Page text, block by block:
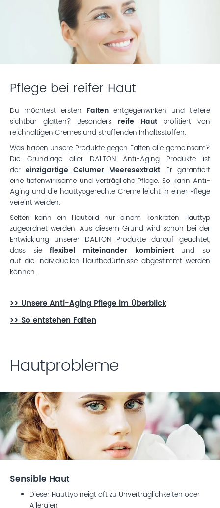
Pflege bei reifer Haut
Du möchtest ersten Falten entgegenwirken und tiefere
sichtbar glätten? Besonders reife Hautprofitiert von
reichhaltigen Cremes und straffenden Inhaltsstoffen.
Was haben unsere Produkte gegen Falten alle gemeinsam?
Die Grundlage aller DALTON Anti-Aging Produkte ist
der einzigartige Celumer Meeresextrakt. Er garantiert
eine tiefenwirksame und verträgliche Pflege. So kann Anti-
Aging und die hauttypgerechte Creme leicht in einer Pflege
vereint werden.
Selten kann ein Hautbild nur einem konkreten Hauttyp
zugeordnet werden. Aus diesem Grund wird schon bei der
Entwicklung unserer DALTON Produkte darauf geachtet,
dass sieflexibel miteinander kombiniertund so
auf die individuellen Hautbedürfnisse abgestimmt werden
können.
>> Unsere Anti-Aging Pflege im Überblick
>> So entstehen Falten
Hautprobleme
Sensible Haut
Dieser Hauttyp neigt oft zu Unverträglichkeiten oder
Allergien